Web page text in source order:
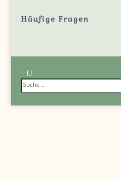
Häufige Fragen